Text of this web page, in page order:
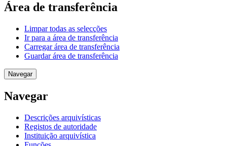
Área de transferência
Limpar todas as selecções
Ir para a área de transferência
Carregar área de transferência
Guardar área de transferência
Navegar
Navegar
Descrições arquivísticas
Registos de autoridade
Instituição arquivística